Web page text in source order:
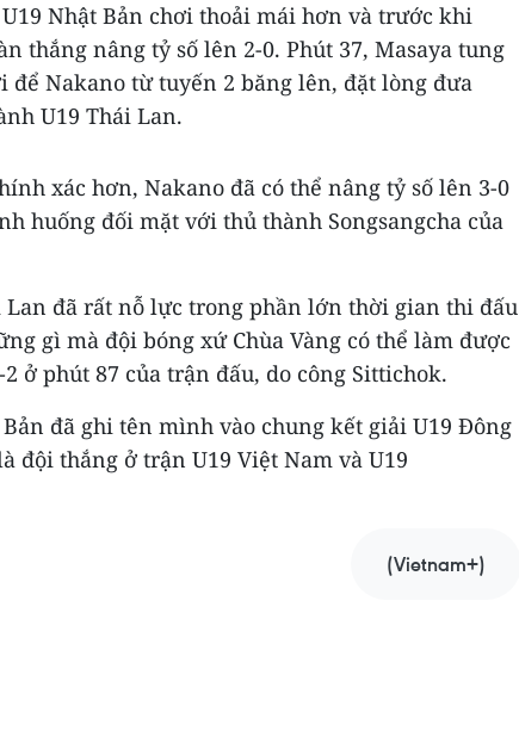
Nhật Bản chơi thoải mái hơn và trước khi
thắng nâng tỷ số lên 2-0. Phút 37, Masaya tung
Nakano từ tuyến 2 băng lên, đặt lòng đưa
U19 Thái Lan.
xác hơn, Nakano đã có thể nâng tỷ số lên 3-0
huống đối mặt với thủ thành Songsangcha của
Lan đã rất nỗ lực trong phần lớn thời gian thi đấu
gì mà đội bóng xứ Chùa Vàng có thể làm được
ở phút 87 của trận đấu, do công Sittichok.
đã ghi tên mình vào chung kết giải U19 Đông
đội thắng ở trận U19 Việt Nam và U19
(Vietnam+)